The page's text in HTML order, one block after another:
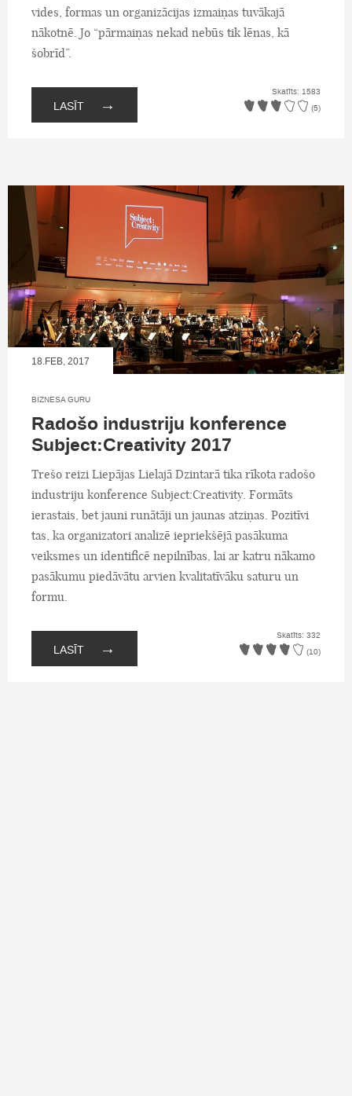
vides, formas un organizācijas izmaiņas tuvākajā
nākotnē. Jo “pārmaiņas nekad nebūs tik lēnas, kā
šobrīd”.
LASĪT →
Skatīts: 1583
(5)
18.FEB, 2017
BIZNESA GURU
Radošo industriju konference
Subject:Creativity 2017
Trešo reizi Liepājas Lielajā Dzintarā tika rīkota radošo
industriju konference Subject:Creativity. Formāts
ierastais, bet jauni runātāji un jaunas atziņas. Pozitīvi
tas, ka organizatori analizē iepriekšējā pasākuma
veiksmes un identificē nepilnības, lai ar katru nākamo
pasākumu piedāvātu arvien kvalitatīvāku saturu un
formu.
LASĪT →
Skatīts: 332
(10)